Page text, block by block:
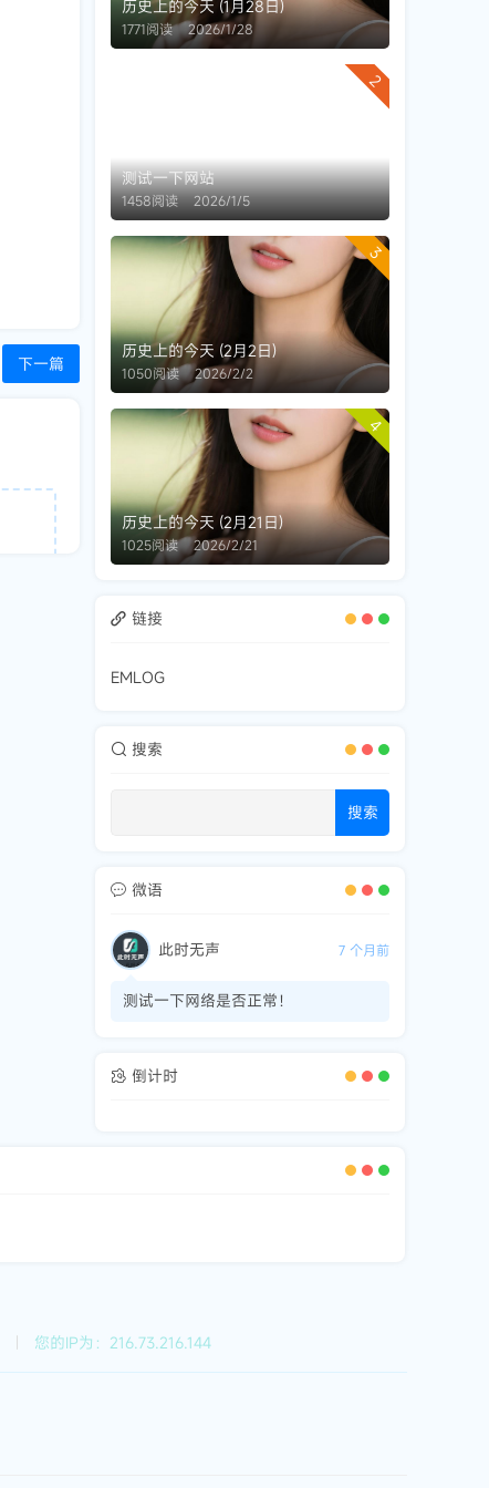
下一篇
历史上的今天 (1月28日)
1771阅读 2026/1/28
2
测试一下网站
1458阅读 2026/1/5
3
历史上的今天 (2月2日)
1050阅读 2026/2/2
4
历史上的今天 (2月21日)
1025阅读 2026/2/21
链接
EMLOG
搜索
搜索
微语
此时无声 7 个月前
测试一下网络是否正常！
倒计时
| 您的IP为：216.73.216.144